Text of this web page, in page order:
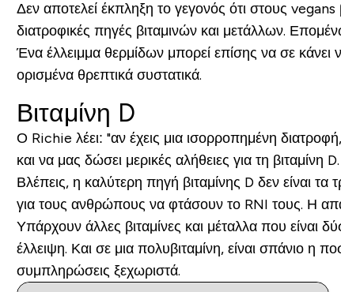
Δεν αποτελεί έκπληξη το γεγονός ότι στους
διατροφικές πηγές βιταμινών και μετάλλων.
Ένα έλλειμμα θερμίδων μπορεί επίσης να σε κάνει
ορισμένα θρεπτικά συστατικά.
Βιταμίνη D
Ο Richie λέει: "αν έχεις μια ισορροπημένη
και να μας δώσει μερικές αλήθειες για τη βιταμίνη D.
Βλέπεις, η καλύτερη πηγή βιταμίνης D δεν είναι
για τους ανθρώπους να φτάσουν το RNI τους. Η
Υπάρχουν άλλες βιταμίνες και μέταλλα που είναι
έλλειψη. Και σε μια πολυβιταμίνη, είναι σπάνιο η
συμπληρώσεις ξεχωριστά.